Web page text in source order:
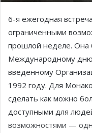
6-я ежегодная
ограниченными
прошлой неделе. Она
Международному
введенному
1992 году. Для
сделать как можно
доступными для
возможностями —